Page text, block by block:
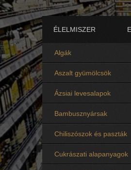
ÉLELMISZER
Algák
Aszalt gyümölcsök
Ázsiai levesalapok
Bambusznyársak
Chiliszószok és paszták
Cukrászati alapanyagok